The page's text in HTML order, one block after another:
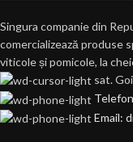
Singura companie din
comercializează produse
viticole și pomicole, la
sat.
Email: